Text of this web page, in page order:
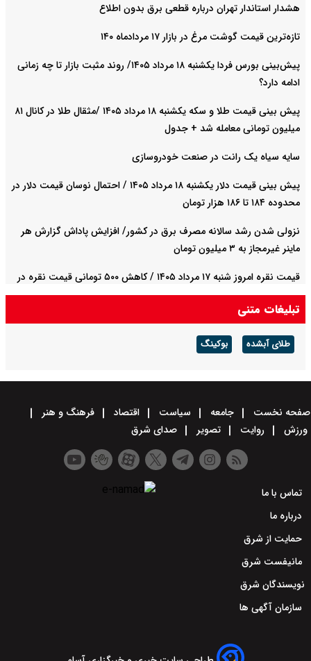
هشدار استاندار تهران درباره قطعی برق بدون اطلاع
تازه‌ترین قیمت گوشت مرغ در بازار ۱۷ مردادماه ۱۴۰
پیش‌بینی بورس فردا یکشنبه ۱۸ مرداد ۱۴۰۵/ روند مثبت بازار تا چه زمانی
ادامه دارد؟
پیش‌ بینی قیمت طلا و سکه یکشنبه ۱۸ مرداد ۱۴۰۵ /مثقال طلا در کانال ۸۱
میلیون تومانی معامله شد + جدول
سایه سیاه یک رانت در صنعت خودروسازی
پیش ‌بینی قیمت دلار یکشنبه ۱۸ مرداد ۱۴۰۵ / احتمال نوسان قیمت دلار در
محدوده ۱۸۴ تا ۱۸۶ هزار تومان
نزولی شدن رشد سالانه مصرف برق در کشور/ افزایش پاداش گزارش هر
ماینر غیرمجاز به ۳ میلیون تومان
قیمت نقره امروز شنبه ۱۷ مرداد ۱۴۰۵ / کاهش ۵۰۰ تومانی قیمت نقره در
بازار + جدول
تبلیغات متنی
طلای آبشده بوکینگ
صفحه نخست جامعه سیاست اقتصاد
فرهنگ و هنر
ورزش
روایت تصویر صدای شرق
تماس با ما
درباره ما
حمایت از شرق
مانیفست شرق
نویسندگان شرق
سازمان آگهی ها